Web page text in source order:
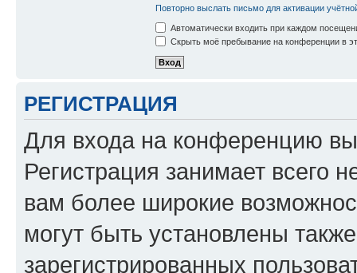
Повторно выслать письмо для активации
Автоматически входить при каждом
Скрыть моё пребывание на конференции в
РЕГИСТРАЦИЯ
Для входа на конференцию
Регистрация занимает всего
вам более широкие
могут быть установлены
зарегистрированных